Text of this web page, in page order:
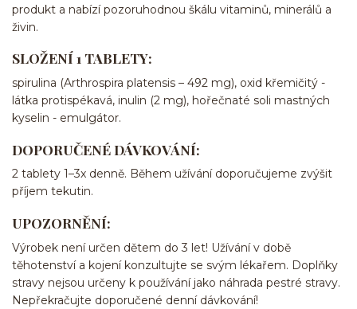
produkt a nabízí pozoruhodnou škálu vitaminů, minerálů a
živin.
SLOŽENÍ 1 TABLETY:
spirulina (Arthrospira platensis – 492 mg), oxid křemičitý -
látka protispékavá, inulin (2 mg), hořečnaté soli mastných
kyselin - emulgátor.
DOPORUČENÉ DÁVKOVÁNÍ:
2 tablety 1–3x denně. Během užívání doporučujeme zvýšit
příjem tekutin.
UPOZORNĚNÍ:
Výrobek není určen dětem do 3 let! Užívání v době
těhotenství a kojení konzultujte se svým lékařem. Doplňky
stravy nejsou určeny k používání jako náhrada pestré stravy.
Nepřekračujte doporučené denní dávkování!